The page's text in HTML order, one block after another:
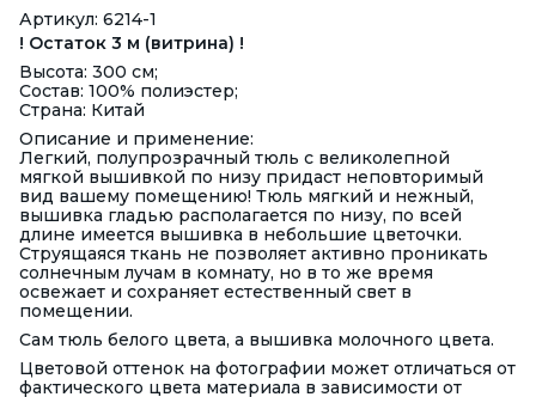
Артикул: 6214-1
! Остаток 3 м (витрина) !
Высота: 300 см;
Состав: 100% полиэстер;
Страна: Китай
Описание и применение:
Легкий, полупрозрачный тюль с великолепной
мягкой вышивкой по низу придаст неповторимый
вид вашему помещению! Тюль мягкий и нежный,
вышивка гладью располагается по низу, по всей
длине имеется вышивка в небольшие цветочки.
Струящаяся ткань не позволяет активно проникать
солнечным лучам в комнату, но в то же время
освежает и сохраняет естественный свет в
помещении.
Сам тюль белого цвета, а вышивка молочного цвета.
Цветовой оттенок на фотографии может отличаться от
фактического цвета материала в зависимости от